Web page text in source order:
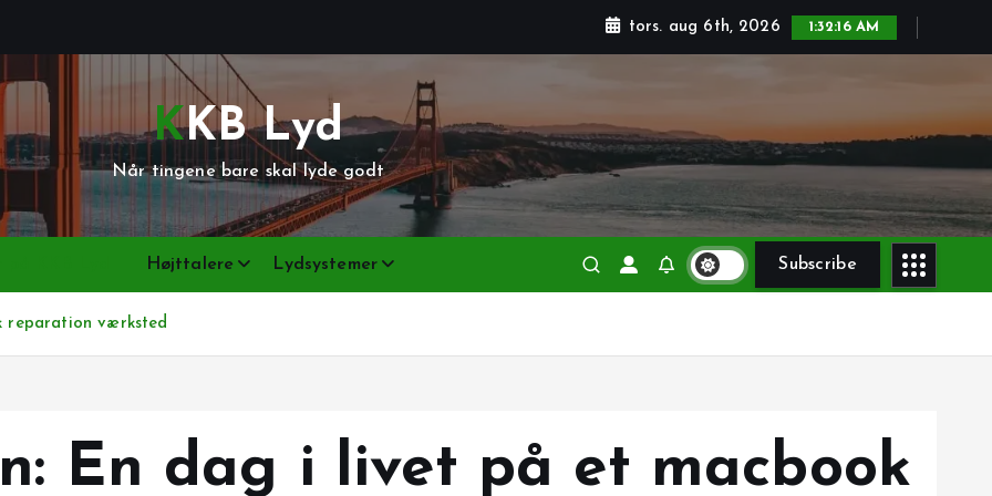
tors. aug 6th, 2026 1:32:17 AM
KKB Lyd
Når tingene bare skal lyde godt
Højttalere Lydsystemer Subscribe
reparation værksted
En dag i livet på et macbook